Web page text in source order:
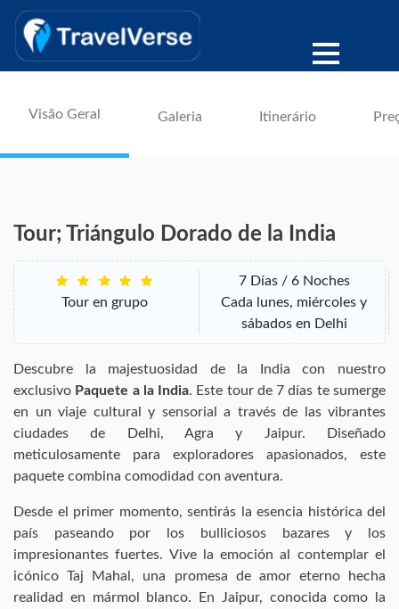
Visão Geral Galeria Itinerário
Tour; Triángulo Dorado de la India
7 Días / 6 Noches
Tour en grupo
Cada lunes, miércoles y
sábados en Delhi
Descubre la majestuosidad de la India con nuestro
exclusivo Paquete a la India. Este tour de 7 días te sumerge
en un viaje cultural y sensorial a través de las vibrantes
ciudades de Delhi, Agra y Jaipur. Diseñado
meticulosamente para exploradores apasionados, este
paquete combina comodidad con aventura.
Desde el primer momento, sentirás la esencia histórica del
país paseando por los bulliciosos bazares y los
impresionantes fuertes. Vive la emoción al contemplar el
icónico Taj Mahal, una promesa de amor eterno hecha
realidad en mármol blanco. En Jaipur, conocida como la